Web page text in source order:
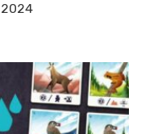
2024